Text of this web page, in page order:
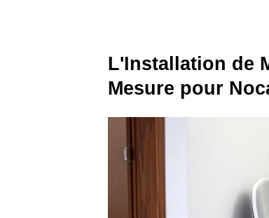
L'Installation de
Mesure pour